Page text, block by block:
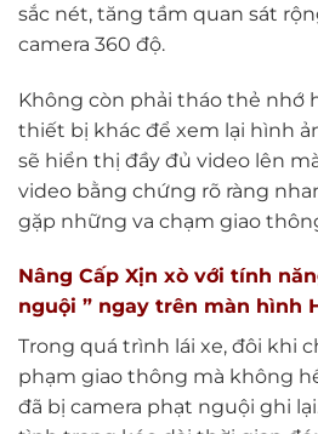
sắc nét, tăng tầm quan sát
camera 360 độ.
Không còn phải tháo thẻ nhớ
thiết bị khác để xem lại hình
sẽ hiển thị đầy đủ video lên
video bằng chứng rõ ràng
gặp những va chạm giao
Nâng Cấp Xịn xò với tính
nguội ” ngay trên màn hình
Trong quá trình lái xe, đôi khi
phạm giao thông mà không
đã bị camera phạt nguội ghi